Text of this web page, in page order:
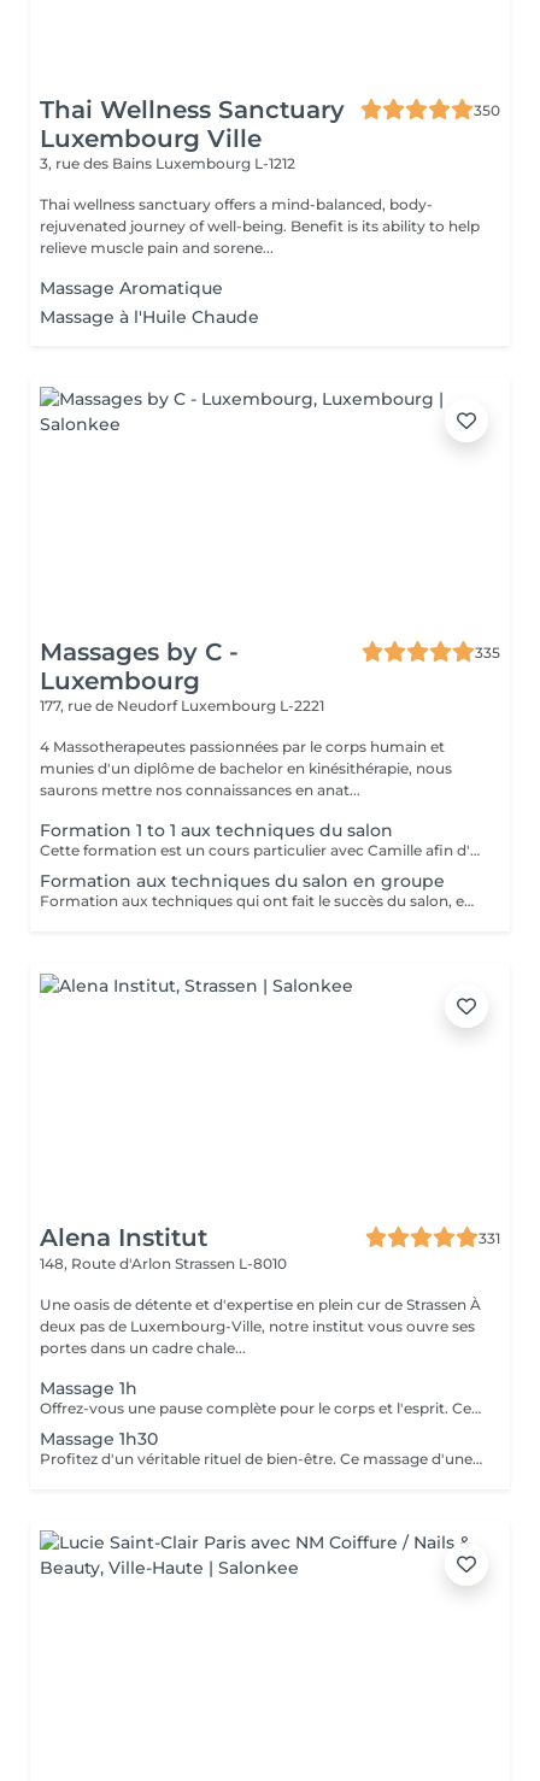
Thai Wellness Sanctuary
Luxembourg Ville
350
3, rue des Bains Luxembourg L-1212
Thai wellness sanctuary offers a mind-balanced, body-
rejuvenated journey of well-being. Benefit is its ability to help
relieve muscle pain and sorene...
Massage Aromatique
Massage à l'Huile Chaude
Massages by C -
Luxembourg
335
177, rue de Neudorf Luxembourg L-2221
4 Massotherapeutes passionnées par le corps humain et
munies d'un diplôme de bachelor en kinésithérapie, nous
saurons mettre nos connaissances en anat...
Formation 1 to 1 aux techniques du salon
Cette formation est un cours particulier avec Camille afin d'apprendre les techniques du salon : massage relaxant, massage sportif, massage des tissus profonds avec toutes les informations théoriques (anatomie, pathologie) ainsi que la pratique Nombre de jours au choix en fonction des besoins 2.900€ par jour
Formation aux techniques du salon en groupe
Formation aux techniques qui ont fait le succès du salon, en petit groupe : massage relaxant, sportif et massage des tissus profonds Cette formation vous permettra de travailler dans le domaine. Durée : 2 jours, de 10h à 18h Prix : 1.900€ les 2 jours Dates à venir : - Les 27/28 Septembre - Les 25/26 Octobre Réservations par mail : info@massagesbyc.com
Alena Institut
331
148, Route d'Arlon Strassen L-8010
Une oasis de détente et d'expertise en plein cur de Strassen À
deux pas de Luxembourg-Ville, notre institut vous ouvre ses
portes dans un cadre chale...
Massage 1h
Offrez-vous une pause complète pour le corps et l'esprit. Ce massage d'une heure détend en profondeur les muscles, libère les tensions et procure une relaxation durable. Un moment idéal pour retrouver énergie, équilibre et bien-être.
Massage 1h30
Profitez d'un véritable rituel de bien-être. Ce massage d'une heure et demi offre une relaxation intense, soulage les tensions et revitalise le corps et l'esprit. Un moment privilégié pour se ressourcer pleinement et retrouver sérénité et vitalité.